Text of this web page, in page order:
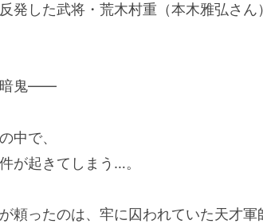
発した武将・荒木村重（本木雅弘さ
暗鬼――
中で、
が起きてしまう…。
頼ったのは、牢に囚われていた天才軍